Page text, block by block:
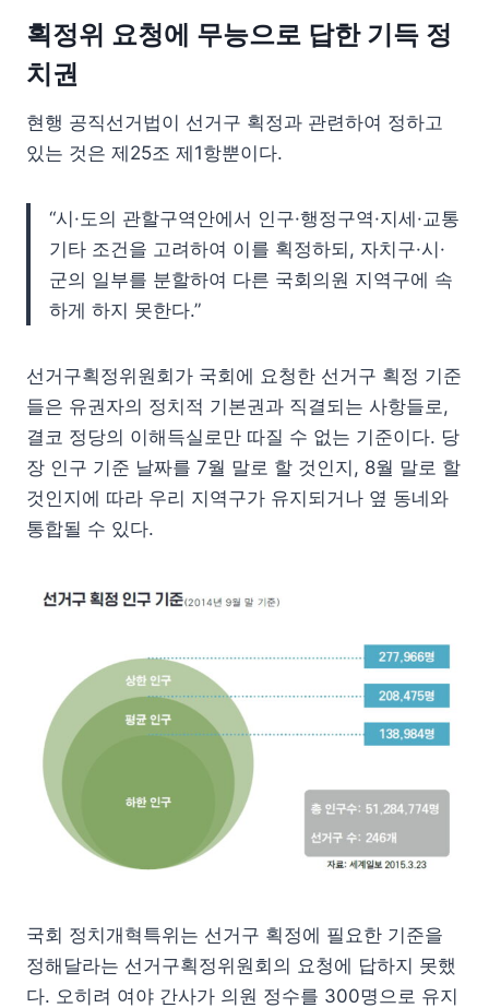
획정위 요청에 무능으로 답한 기득 정
치권
현행 공직선거법이 선거구 획정과 관련하여 정하고
있는 것은 제25조 제1항뿐이다.
“시·도의 관할구역안에서 인구·행정구역·지세·교통
기타 조건을 고려하여 이를 획정하되, 자치구·시·
군의 일부를 분할하여 다른 국회의원 지역구에 속
하게 하지 못한다.”
선거구획정위원회가 국회에 요청한 선거구 획정 기준
들은 유권자의 정치적 기본권과 직결되는 사항들로,
결코 정당의 이해득실로만 따질 수 없는 기준이다. 당
장 인구 기준 날짜를 7월 말로 할 것인지, 8월 말로 할
것인지에 따라 우리 지역구가 유지되거나 옆 동네와
통합될 수 있다.
국회 정치개혁특위는 선거구 획정에 필요한 기준을
정해달라는 선거구획정위원회의 요청에 답하지 못했
다. 오히려 여야 간사가 의원 정수를 300명으로 유지